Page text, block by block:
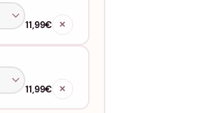
11,99€ ✕
11,99€ ✕